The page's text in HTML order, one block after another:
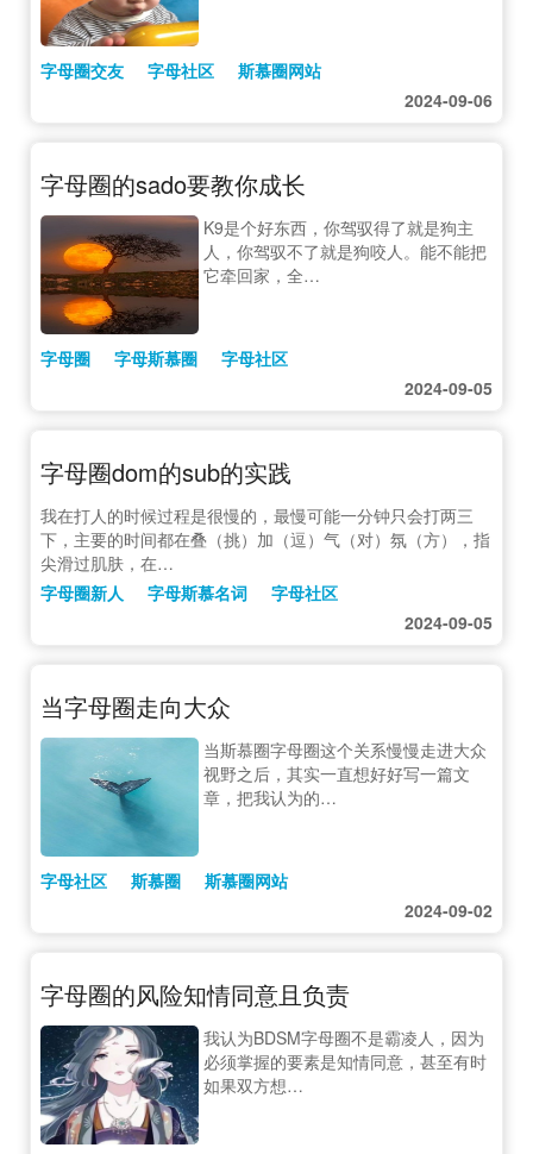
字母圈交友 字母社区
斯慕圈网站
2024-09-06
字母圈的sado要教你成长
K9是个好东西，你驾驭得了就是狗主
人，你驾驭不了就是狗咬人。能不能把
它牵回家，全…
字母圈 字母斯慕圈
字母社区
2024-09-05
字母圈dom的sub的实践
我在打人的时候过程是很慢的，最慢可能一分钟只会打两三
下，主要的时间都在叠（挑）加（逗）气（对）氛（方），指
尖滑过肌肤，在…
字母圈新人
字母斯慕名词
字母社区
2024-09-05
当字母圈走向大众
当斯慕圈字母圈这个关系慢慢走进大众
视野之后，其实一直想好好写一篇文
章，把我认为的…
字母社区 斯慕圈
斯慕圈网站
2024-09-02
字母圈的风险知情同意且负责
我认为BDSM字母圈不是霸凌人，因为
必须掌握的要素是知情同意，甚至有时
如果双方想…